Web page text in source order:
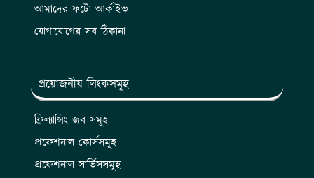
আমাদের ফটো আর্কাইভ
যোগাযোগের সব ঠিকানা
প্রয়োজনীয় লিংকসমূহ
ফ্রিল্যান্সিং জব সমূহ
প্রফেশনাল কোর্সসমূহ
প্রফেশনাল সার্ভিসসমূহ